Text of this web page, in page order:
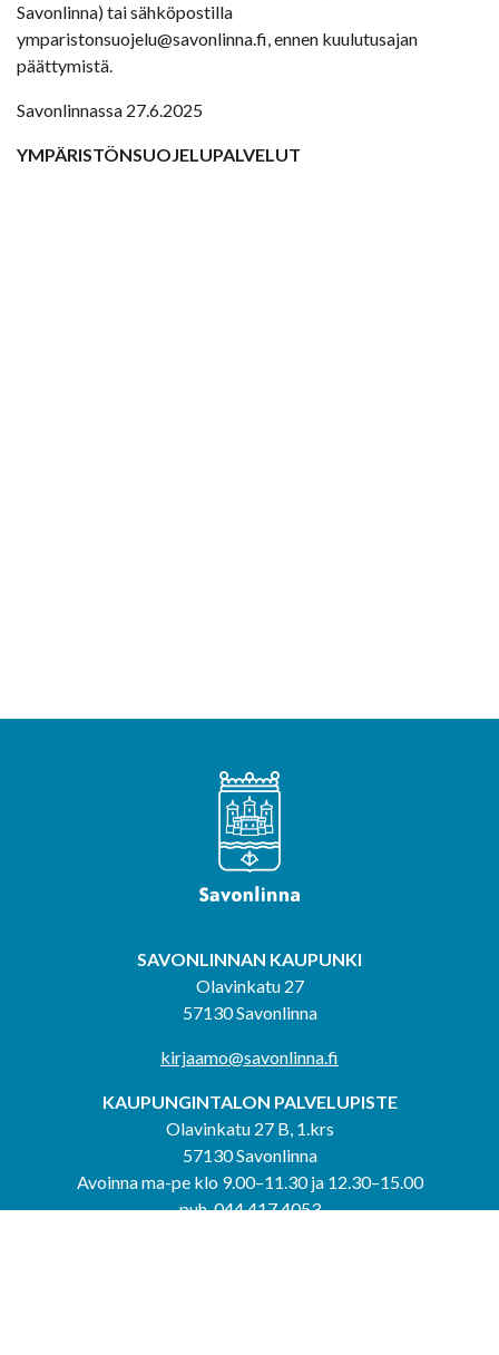
Savonlinna) tai sähköpostilla
ymparistonsuojelu@savonlinna.fi, ennen kuulutusajan
päättymistä.
Savonlinnassa 27.6.2025
YMPÄRISTÖNSUOJELUPALVELUT
SAVONLINNAN KAUPUNKI
Olavinkatu 27
57130 Savonlinna
kirjaamo@savonlinna.fi
KAUPUNGINTALON PALVELUPISTE
Olavinkatu 27 B, 1.krs
57130 Savonlinna
Avoinna ma-pe klo 9.00–11.30 ja 12.30–15.00
puh. 044 417 4053